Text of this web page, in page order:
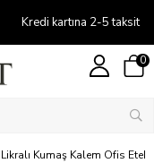
0
Kumaş Kalem Ofis